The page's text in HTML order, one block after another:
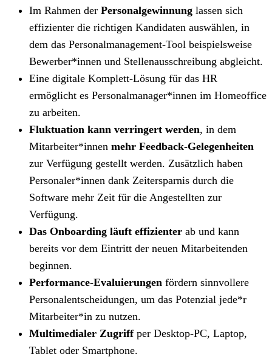
Im Rahmen der Personalgewinnung lassen sich
effizienter die richtigen Kandidaten auswählen, in
dem das Personalmanagement-Tool beispielsweise
Bewerber*innen und Stellenausschreibung abgleicht.
Eine digitale Komplett-Lösung für das HR
ermöglicht es Personalmanager*innen im Homeoffice
zu arbeiten.
Fluktuation kann verringert werden, in dem
Mitarbeiter*innen mehr Feedback-Gelegenheiten
zur Verfügung gestellt werden. Zusätzlich haben
Personaler*innen dank Zeitersparnis durch die
Software mehr Zeit für die Angestellten zur
Verfügung.
Das Onboarding läuft effizienter ab und kann
bereits vor dem Eintritt der neuen Mitarbeitenden
beginnen.
Performance-Evaluierungen fördern sinnvollere
Personalentscheidungen, um das Potenzial jede*r
Mitarbeiter*in zu nutzen.
Multimedialer Zugriffper Desktop-PC, Laptop,
Tablet oder Smartphone.